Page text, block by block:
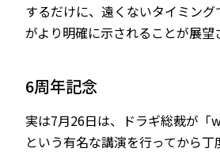
するだけに、遠くないタイミン
がより明確に示されることが展望
6周年記念
実は7月26日は、ドラギ総裁が「
という有名な講演を行ってから丁